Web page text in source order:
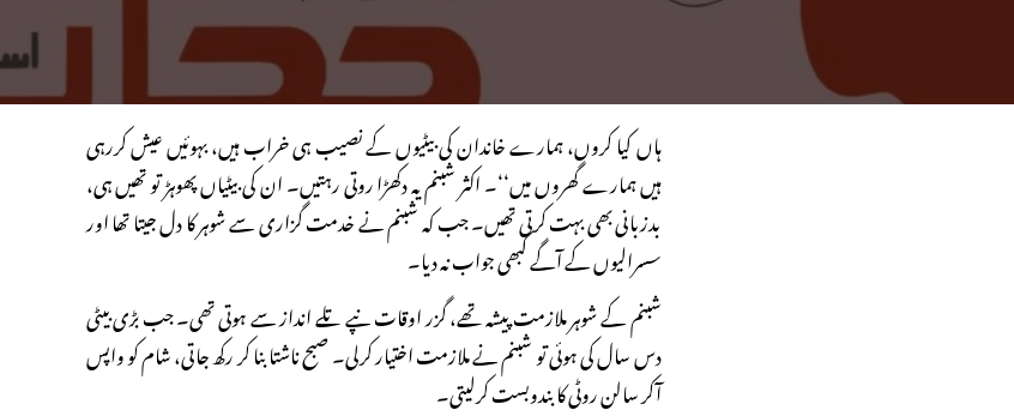
ہاں کیا کروں، ہمارے خاندان کی بیٹیوں کے نصیب ہی خراب ہیں، بہوئیں عیش کررہی
ہیں ہمارے گھروں میں‘‘۔ اکثر شبنم یہ دکھڑا روتی رہتیں۔ ان کی بیٹیاں پھوہڑ تو تھیں ہی،
بدزبانی بھی بہت کرتی تھیں۔ جب کہ شبنم نے خدمت گزاری سے شوہر کا دل جیتا تھا اور
سسرالیوں کے آگے کبھی جواب نہ دیا۔
شبنم کے شوہر ملازمت پیشہ تھے، گزر اوقات نپے تلے انداز سے ہوتی تھی۔ جب بڑی بیٹی
دس سال کی ہوئی تو شبنم نے ملازمت اختیار کرلی۔ صبح ناشتا بنا کر رکھ جاتی، شام کو واپس
آکر سالن روٹی کا بندوبست کرلیتی۔